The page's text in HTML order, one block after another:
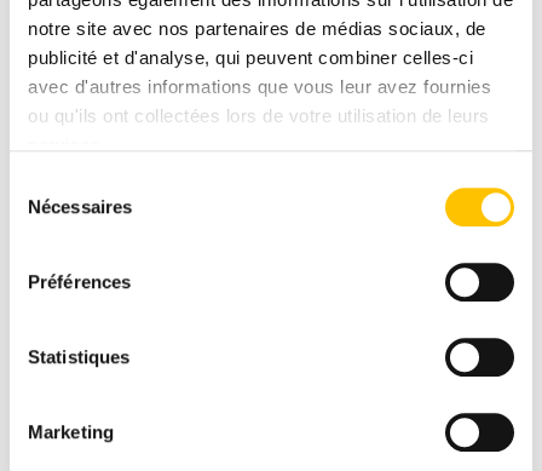
notre site avec nos partenaires de médias sociaux, de
publicité et d'analyse, qui peuvent combiner celles-ci
avec d'autres informations que vous leur avez fournies
ou qu'ils ont collectées lors de votre utilisation de leurs
Nécessaires
Préférences
Statistiques
Marketing